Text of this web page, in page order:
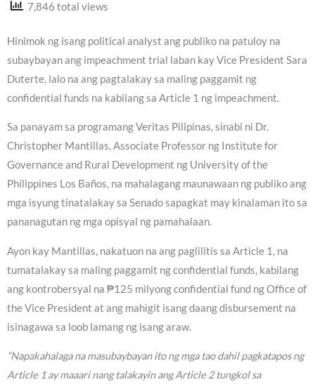
7,846 total views
Hinimok ng isang political analyst ang publiko na patuloy na
subaybayan ang impeachment trial laban kay Vice President Sara
Duterte, lalo na ang pagtalakay sa maling paggamit ng
confidential funds na kabilang sa Article 1 ng impeachment.
Sa panayam sa programang Veritas Pilipinas, sinabi ni Dr.
Christopher Mantillas, Associate Professor ng Institute for
Governance and Rural Development ng University of the
Philippines Los Baños, na mahalagang maunawaan ng publiko ang
mga isyung tinatalakay sa Senado sapagkat may kinalaman ito sa
pananagutan ng mga opisyal ng pamahalaan.
Ayon kay Mantillas, nakatuon na ang paglilitis sa Article 1, na
tumatalakay sa maling paggamit ng confidential funds, kabilang
ang kontrobersyal na ₱125 milyong confidential fund ng Office of
the Vice President at ang mahigit isang daang disbursement na
isinagawa sa loob lamang ng isang araw.
“Napakahalaga na masubaybayan ito ng mga tao dahil pagkatapos ng
Article 1 ay maaari nang talakayin ang Article 2 tungkol sa